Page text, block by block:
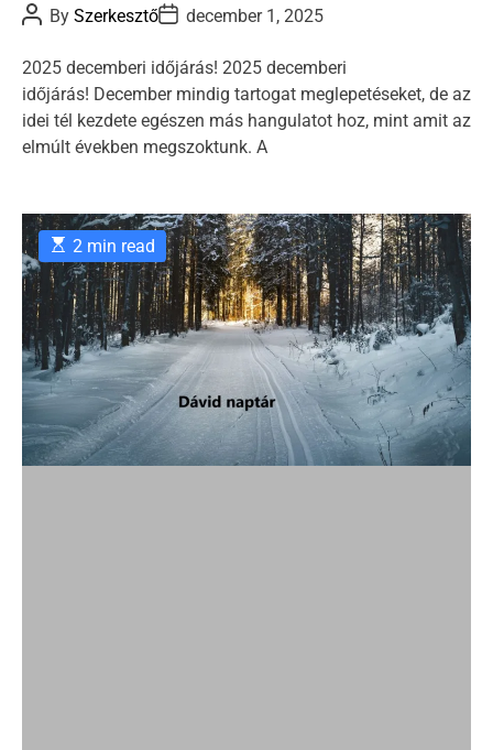
e
o
r
i
e
P
o
t
A
u
t
h
o
By SzerkesztőP
o
t
D
a
t
e
december 1, 2025
2025 decemberi időjárás! 2025 decemberi
időjárás! December mindig tartogat meglepetéseket, de az
idei tél kezdete egészen más hangulatot hoz, mint amit az
elmúlt években megszoktunk. A
E
s
t
i
m
a
t
e
d
r
e
a
d
t
2 min read